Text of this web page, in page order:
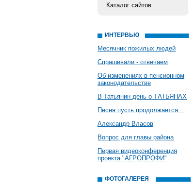
Каталог сайтов
ИНТЕРВЬЮ
Месячник пожилых людей
Спрашивали - отвечаем
Об изменениях в пенсионном
законодательстве
В Татьянин день о ТАТЬЯНАХ
Песня пусть продолжается…
Александр Власов
Вопрос для главы района
Первая видеоконференция
проекта "АГРОПРОФИ"
ФОТОГАЛЕРЕЯ